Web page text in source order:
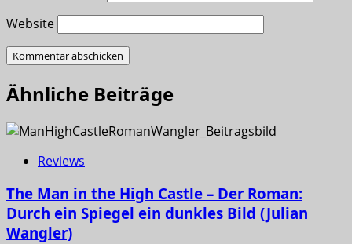
Website
Ähnliche Beiträge
Reviews
The Man in the High Castle – Der Roman:
Durch ein Spiegel ein dunkles Bild (Julian
Wangler)